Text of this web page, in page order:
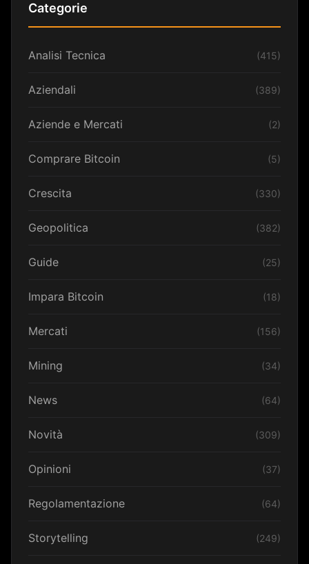
Categorie
Analisi Tecnica (415)
Aziendali (389)
Aziende e Mercati (2)
Comprare Bitcoin (5)
Crescita (330)
Geopolitica (382)
Guide (25)
Impara Bitcoin (18)
Mercati (156)
Mining (34)
News (64)
Novità (309)
Opinioni (37)
Regolamentazione (64)
Storytelling (249)